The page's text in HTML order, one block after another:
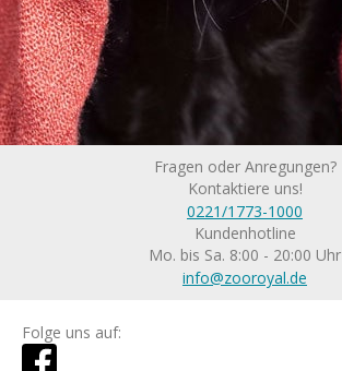
Fragen oder Anregungen?
Kontaktiere uns!
0221/1773-1000
Kundenhotline
Mo. bis Sa. 8:00 - 20:00 Uhr
info@zooroyal.de
Folge uns auf: